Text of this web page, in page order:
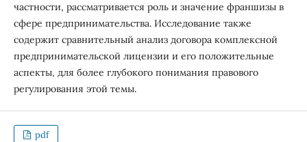
частности, рассматривается роль и значение франшизы в
сфере предпринимательства. Исследование также
содержит сравнительный анализ договора комплексной
предпринимательской лицензии и его положительные
аспекты, для более глубокого понимания правового
регулирования этой темы.
pdf